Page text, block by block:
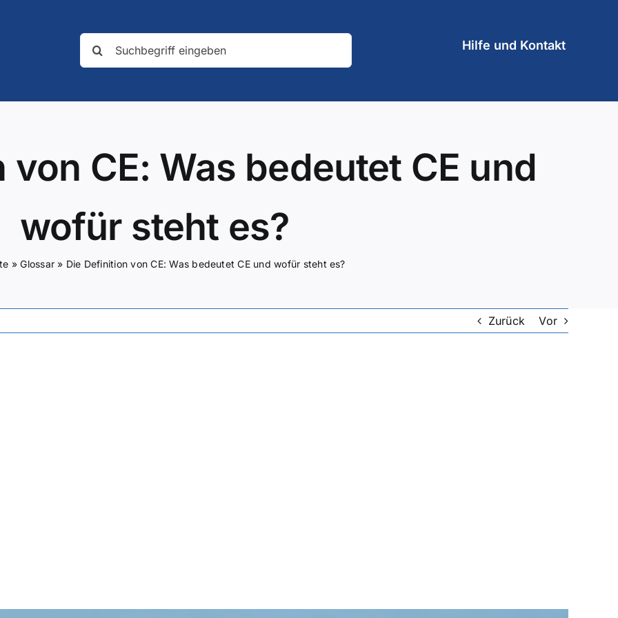
Suche
nach:
Hilfe und Kontakt
CE: Was bedeutet CE und
wofür steht es?
»Glossar » Die Definition von CE: Was bedeutet CE und wofür steht es?
Zurück Vor